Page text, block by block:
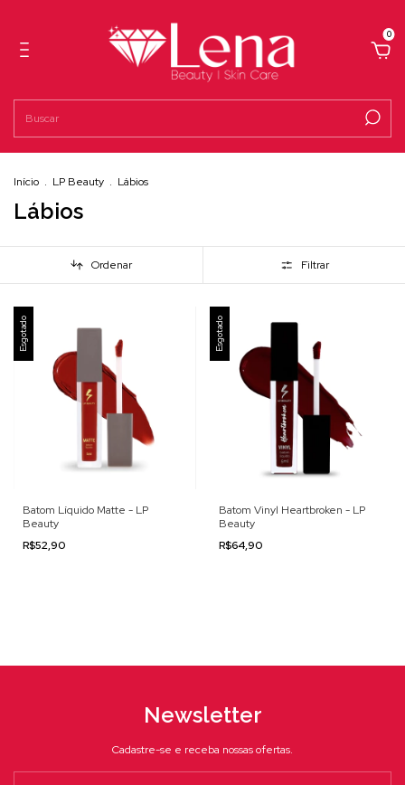
0
Início . LP Beauty . Lábios
Lábios
Ordenar Filtrar
Esgotado
Batom Líquido Matte - LP
Beauty
R$52,90
Esgotado
Batom Vinyl Heartbroken - LP
Beauty
R$64,90
Newsletter
Cadastre-se e receba nossas ofertas.